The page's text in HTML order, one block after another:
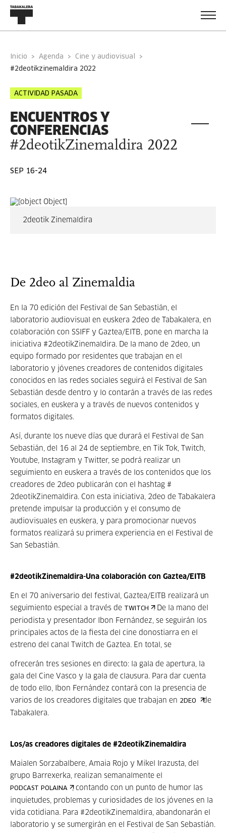
Inicio Agenda
Cine y audiovisual
#2deotikzinemaldira 2022
ACTIVIDAD PASADA
ENCUENTROS Y
CONFERENCIAS
#2deotikZinemaldira 2022
SEP 16-24
2deotik Zinemaldira
De 2deo al Zinemaldia
En la 70 edición del Festival de San Sebastián, el
laboratorio audiovisual en euskera 2deo de Tabakalera, en
colaboración con SSIFF y Gaztea/EITB, pone en marcha la
iniciativa #2deotikZinemaldira. De la mano de 2deo, un
equipo formado por residentes que trabajan en el
laboratorio y jóvenes creadores de contenidos digitales
conocidos en las redes sociales seguirá el Festival de San
Sebastián desde dentro y lo contarán a través de las redes
sociales, en euskera y a través de nuevos contenidos y
formatos digitales.
Así, durante los nueve días que durará el Festival de San
Sebastián, del 16 al 24 de septiembre, en Tik Tok, Twitch,
Youtube, Instagram y Twitter, se podrá realizar un
seguimiento en euskera a través de los contenidos que los
creadores de 2deo publicarán con el hashtag #
2deotikZinemaldira. Con esta iniciativa, 2deo de Tabakalera
pretende impulsar la producción y el consumo de
audiovisuales en euskera, y para promocionar nuevos
formatos realizará su primera experiencia en el Festival de
San Sebastián.
#2deotikZinemaldira-Una colaboración con Gaztea/EITB
En el 70 aniversario del festival, Gaztea/EITB realizará un
seguimiento especial a través de
TWITCH
. De la mano del
periodista y presentador Ibon Fernández, se seguirán los
principales actos de la fiesta del cine donostiarra en el
estreno del canal Twitch de Gaztea. En total, se
ofrecerán tres sesiones en directo: la gala de apertura, la
gala del Cine Vasco y la gala de clausura. Para dar cuenta
de todo ello, Ibon Fernández contará con la presencia de
varios de los creadores digitales que trabajan en 2DEO
de
Tabakalera.
Los/as creadores digitales de #2deotikZinemaldira
Maialen Sorzabalbere, Amaia Rojo y Mikel Irazusta, del
grupo Barrexerka, realizan semanalmente el
PODCAST POLAINA
, contando con un punto de humor las
inquietudes, problemas y curiosidades de los jóvenes en la
vida cotidiana. Para #2deotikZinemaldira, abandonarán el
laboratorio y se sumergirán en el Festival de San Sebastián.